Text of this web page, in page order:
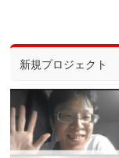
新規プロジェクト